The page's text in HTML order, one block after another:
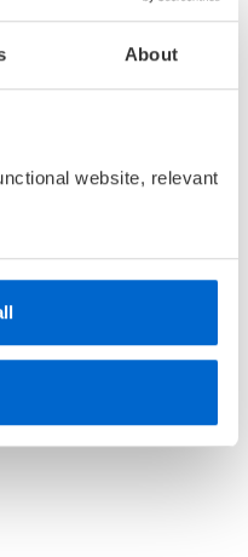
About
website, relevant
magiker 2: Belz og
MAGIKER /SIGBJØRN
175,–
199,–
leselyst!